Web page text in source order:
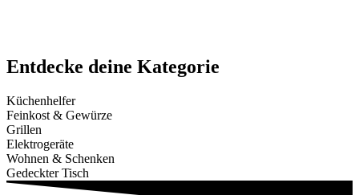
Entdecke deine Kategorie
Küchenhelfer
Feinkost & Gewürze
Grillen
Elektrogeräte
Wohnen & Schenken
Gedeckter Tisch